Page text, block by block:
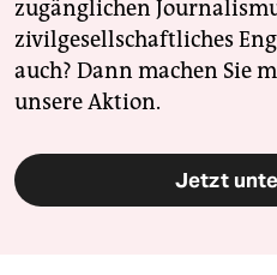
zugänglichen
zivilgesellschaftliches
auch? Dann machen Sie
unsere Aktion.
Jetzt